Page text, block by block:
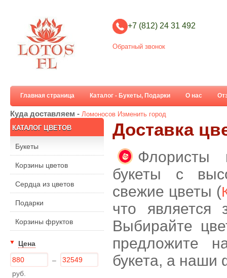
+7 (812) 24 31 492
Обратный звонок
Главная страница Каталог - Букеты, Подарки О нас
Куда доставляем - Ломоносов Изменить город
КАТАЛОГ ЦВЕТОВ
Букеты
Корзины цветов
Сердца из цветов
Подарки
Корзины фруктов
Цена
–
руб.
Доставка
Флористы
букеты с
свежие цветы (
что является
Выбирайте
предложите
букета, а наши